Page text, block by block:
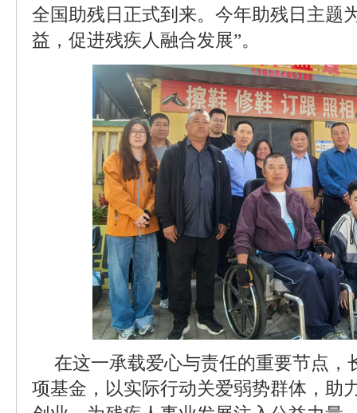
全国助残日正式到来。今年助残日主题
益，促进残疾人融合发展”。
在这一承载爱心与责任的重要节点，
项基金，以实际行动关爱弱势群体，助